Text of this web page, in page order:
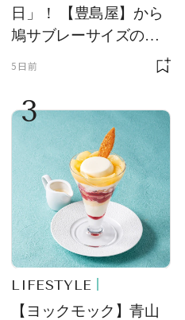
日」！ 【豊島屋】から
鳩サブレーサイズのポ
ーチ「はとっこ」を限
5日前
3
LIFESTYLE
【ヨックモック】青山